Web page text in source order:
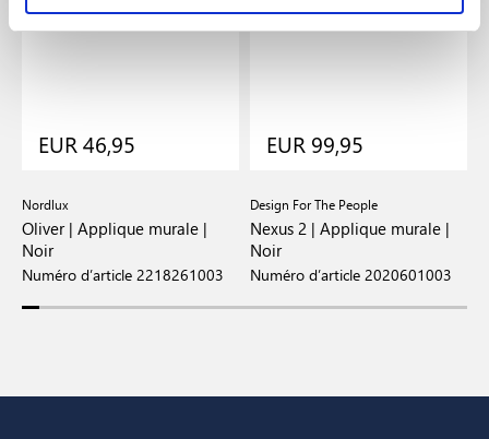
EUR 46,95
Nordlux
Oliver | Applique murale |
Noir
Numéro d’article 2218261003
EUR 99,95
Design For The People
Nexus 2 | Applique murale |
Noir
Numéro d’article 2020601003